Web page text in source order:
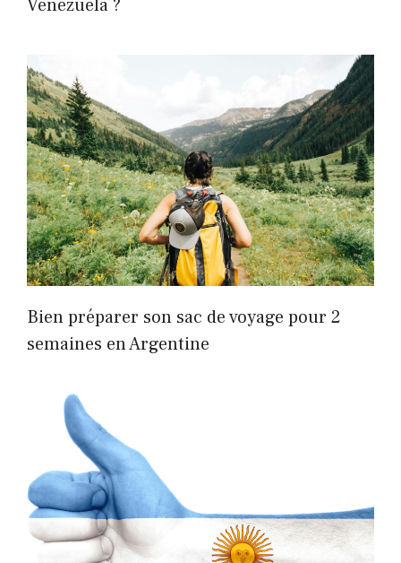
Venezuela ?
Bien préparer son sac de voyage pour 2
semaines en Argentine